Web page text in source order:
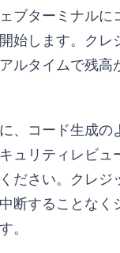
ブターミナルに
始します。クレ
ルタイムで残高
、コード生成の
ュリティレビュ
ださい。クレジ
断することなく
。